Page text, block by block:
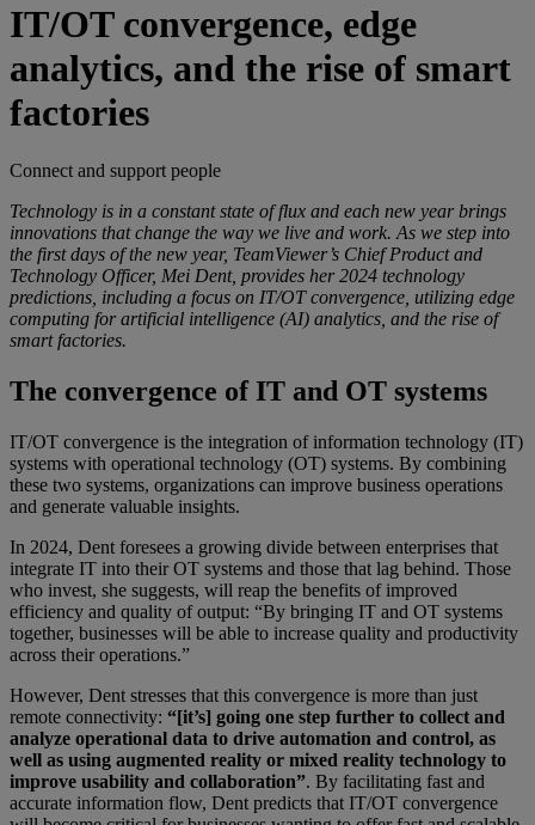
IT/OT convergence, edge
analytics, and the rise of smart
factories
Connect and support people
Technology is in a constant state of flux and each new year brings
innovations that change the way we live and work. As we step into
the first days of the new year, TeamViewer’s Chief Product and
Technology Officer, Mei Dent, provides her 2024 technology
predictions, including a focus on IT/OT convergence, utilizing edge
computing for artificial intelligence (AI) analytics, and the rise of
smart factories.
The convergence of IT and OT systems
IT/OT convergence is the integration of information technology (IT)
systems with operational technology (OT) systems. By combining
these two systems, organizations can improve business operations
and generate valuable insights.
In 2024, Dent foresees a growing divide between enterprises that
integrate IT into their OT systems and those that lag behind. Those
who invest, she suggests, will reap the benefits of improved
efficiency and quality of output: “By bringing IT and OT systems
together, businesses will be able to increase quality and productivity
across their operations.”
However, Dent stresses that this convergence is more than just
remote connectivity: “[it’s] going one step further to collect and
analyze operational data to drive automation and control, as
well as using augmented reality or mixed reality technology to
improve usability and collaboration”. By facilitating fast and
accurate information flow, Dent predicts that IT/OT convergence